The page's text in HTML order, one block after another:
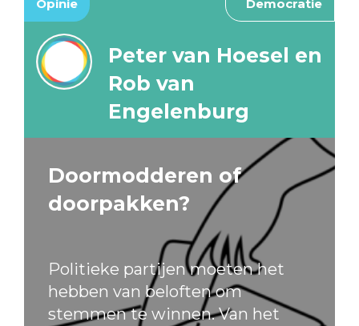
Opinie Democratie
Peter van Hoesel en
Rob van
Engelenburg
Doormodderen of
doorpakken?
Politieke partijen moeten het
hebben van beloften om
stemmen te winnen. Van het